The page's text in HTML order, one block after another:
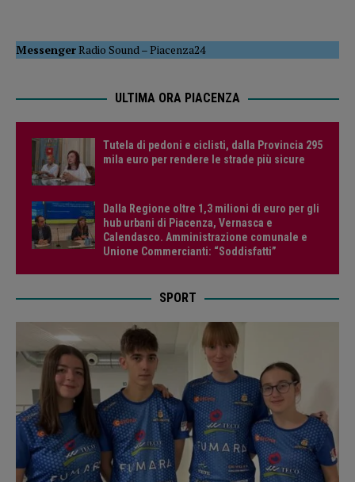
MessengerRadio Sound–Piacenza24
ULTIMA ORA PIACENZA
Tutela di pedoni e ciclisti, dalla Provincia 295
mila euro per rendere le strade più sicure
Dalla Regione oltre 1,3 milioni di euro per gli
hub urbani di Piacenza, Vernasca e
Calendasco. Amministrazione comunale e
Unione Commercianti: “Soddisfatti”
SPORT